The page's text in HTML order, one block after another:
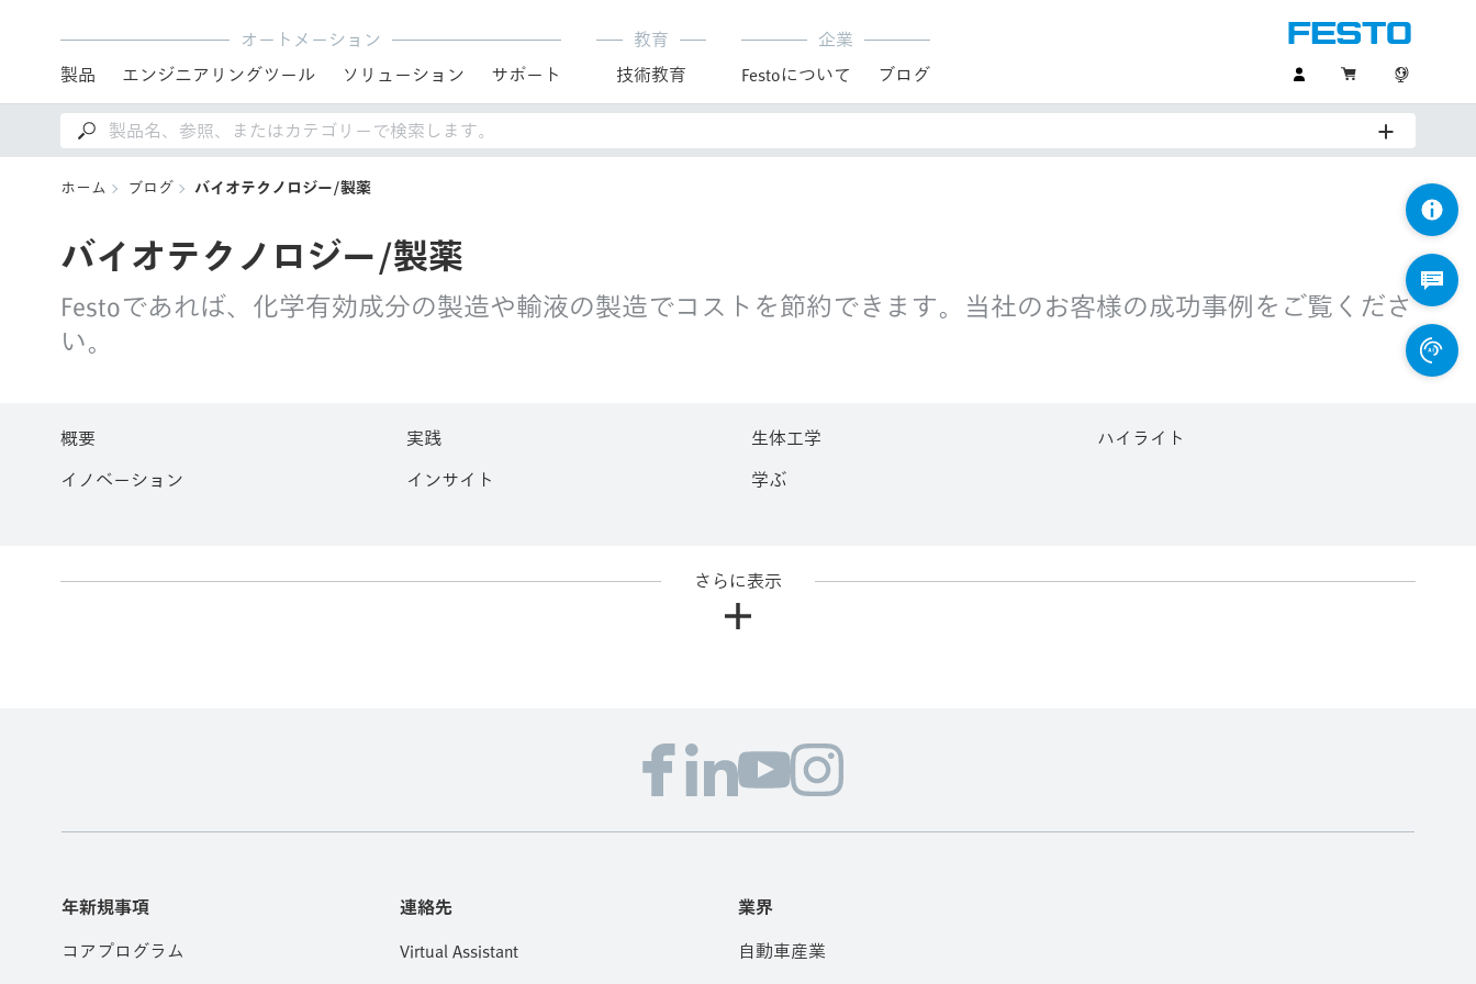
オートメーション
製品
エンジニアリングツール ソリューション サポート
教育
技術教育
企業
Festoについて
ブログ
ホーム ブログ バイオテクノロジー/製薬
バイオテクノロジー/製薬
Festoであれば、化学有効成分の製造や輸液の製造でコストを節約できます。当社のお客様の成功事例をご覧くださ
い。
概要 実践 生体工学
ハイライト
イノベーション
インサイト 学ぶ
さらに表示
年新規事項
コアプログラム
連絡先
Virtual Assistant
業界
自動車産業